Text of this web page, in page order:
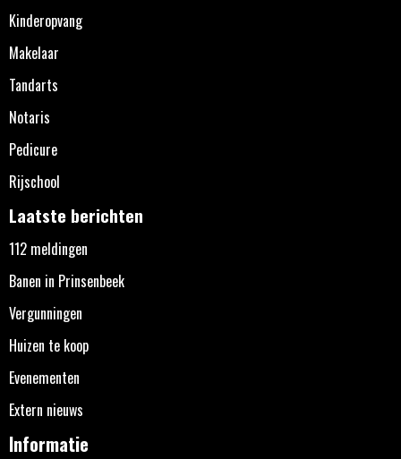
Kinderopvang
Makelaar
Tandarts
Notaris
Pedicure
Rijschool
Laatste berichten
112 meldingen
Banen in Prinsenbeek
Vergunningen
Huizen te koop
Evenementen
Extern nieuws
Informatie